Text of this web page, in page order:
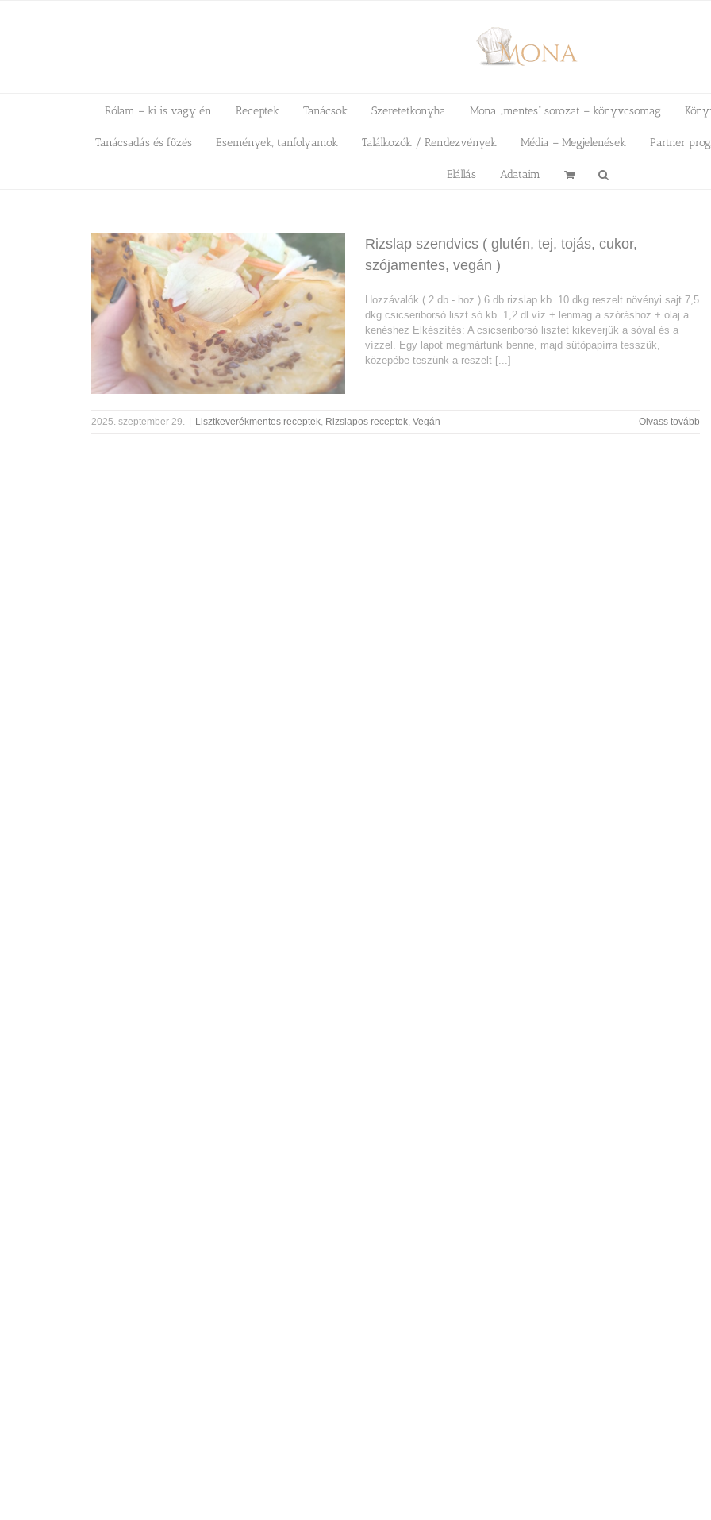
Rólam – ki is vagy én Receptek Tanácsok Szeretetkonyha Mona „mentes” sorozat – könyvcsomag
Tanácsadás és főzés Események, tanfolyamok Találkozók / Rendezvények Média – Megjelenések Partner
Elállás Adataim
Rizslap szendvics ( glutén, tej, tojás, cukor,
szójamentes, vegán )
Hozzávalók ( 2 db - hoz ) 6 db rizslap kb. 10 dkg reszelt növényi sajt 7,5
dkg csicseriborsó liszt só kb. 1,2 dl víz + lenmag a szóráshoz + olaj a
kenéshez Elkészítés: A csicseriborsó lisztet kikeverjük a sóval és a
vízzel. Egy lapot megmártunk benne, majd sütőpapírra tesszük,
közepébe teszünk a reszelt [...]
2025. szeptember 29. | Lisztkeverékmentes receptek, Rizslapos receptek, Vegán Olvass tovább